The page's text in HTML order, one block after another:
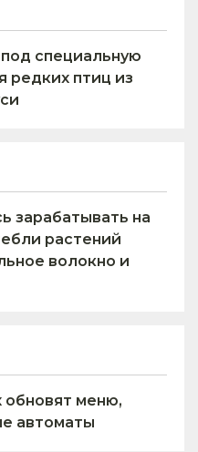
специальную
редких птиц из
зарабатывать на
растений
волокно и
обновят меню,
автоматы